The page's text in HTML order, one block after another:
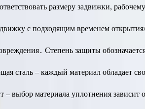
размеру задвижки,
с подходящим временем
Степень защиты
сталь – каждый материал обладает
– выбор материала уплотнения зависит